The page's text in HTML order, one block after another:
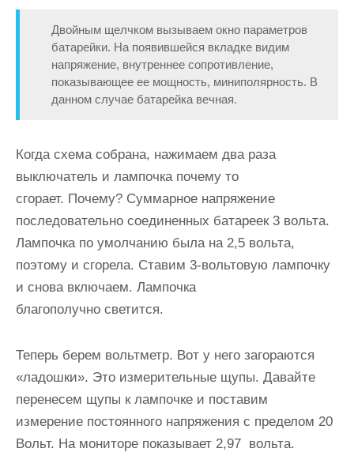
Двойным щелчком вызываем окно параметров
батарейки. На появившейся вкладке видим
напряжение, внутреннее сопротивление,
показывающее ее мощность, миниполярность. В
данном случае батарейка вечная.
Когда схема собрана, нажимаем два раза
выключатель и лампочка почему то
сгорает. Почему? Суммарное напряжение
последовательно соединенных батареек 3 вольта.
Лампочка по умолчанию была на 2,5 вольта,
поэтому и сгорела. Ставим 3-вольтовую лампочку
и снова включаем. Лампочка
благополучно светится.
Теперь берем вольтметр. Вот у него загораются
«ладошки». Это измерительные щупы. Давайте
перенесем щупы к лампочке и поставим
измерение постоянного напряжения с пределом 20
Вольт. На мониторе показывает 2,97 вольта.